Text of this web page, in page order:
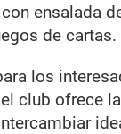
ensalada
de cartas.
los
club ofrece la